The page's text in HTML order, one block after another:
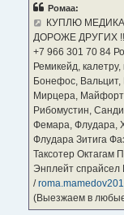
Ромаа:
КУПЛЮ
ДОРОЖЕ ДРУГИХ
‪+7 966 301 70 84‬
Ремикейд,
Бонефос, Вальцит,
Мирцера,
Рибомустин,
Фемара, Флудара,
Флудара Зитига
Таксотер Октагам
Энплейт
/
(Выезжаем в